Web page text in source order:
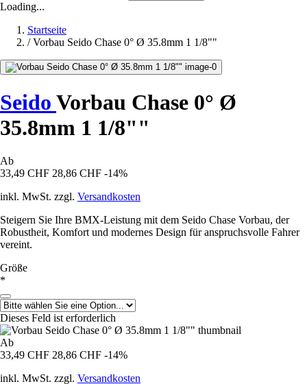
Loading...
Startseite
/ Vorbau Seido Chase 0° Ø 35.8mm 1 1/8""
Seido Vorbau Chase 0° Ø
35.8mm 1 1/8""
Ab
33,49 CHF 28,86 CHF -14%
inkl. MwSt. zzgl. Versandkosten
Steigern Sie Ihre BMX-Leistung mit dem Seido Chase Vorbau, der
Robustheit, Komfort und modernes Design für anspruchsvolle Fahrer
vereint.
Größe
*
Dieses Feld ist erforderlich
Ab
33,49 CHF 28,86 CHF -14%
inkl. MwSt. zzgl. Versandkosten